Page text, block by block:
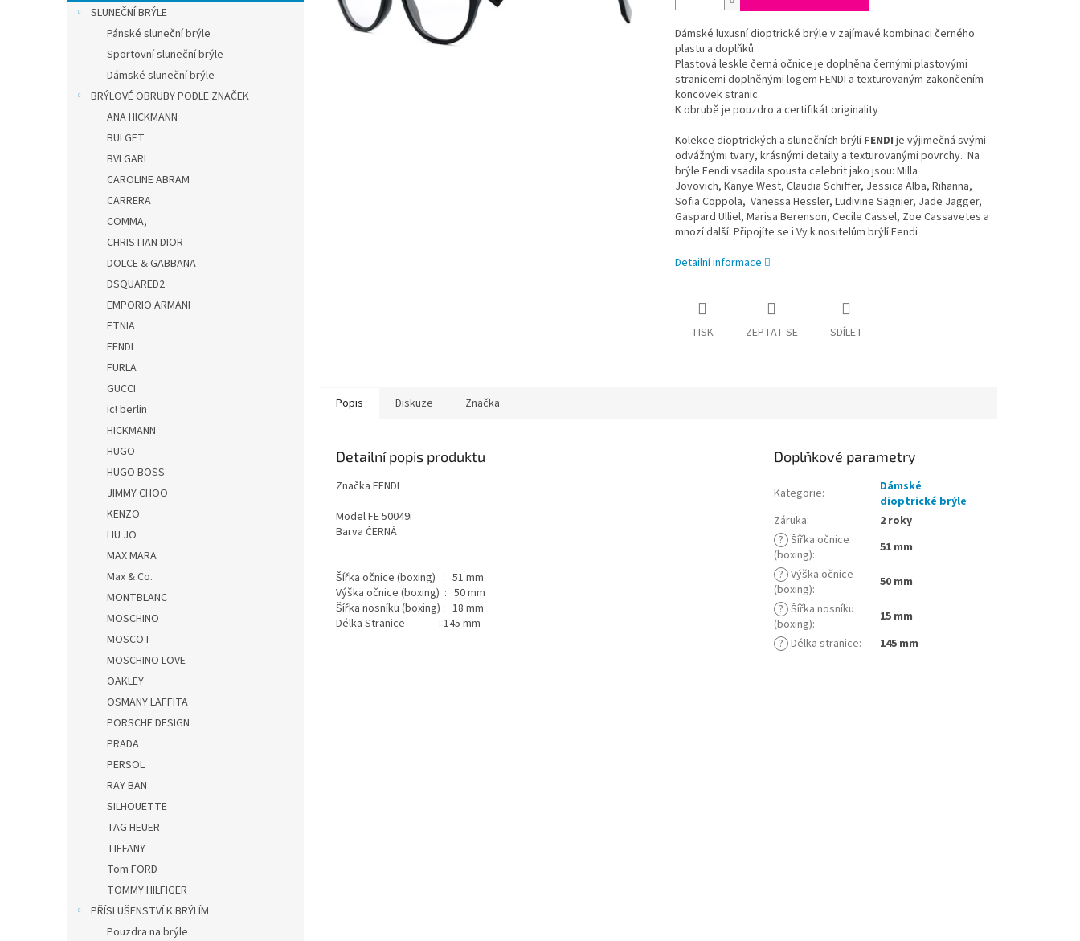
n
SLUNEČNÍ BRÝLE
Pánské sluneční brýle
Sportovní sluneční brýle
Dámské sluneční brýle
BRÝLOVÉ OBRUBY PODLE ZNAČEK
ANA HICKMANN
BULGET
BVLGARI
CAROLINE ABRAM
CARRERA
COMMA,
CHRISTIAN DIOR
DOLCE & GABBANA
DSQUARED2
EMPORIO ARMANI
ETNIA
FENDI
FURLA
GUCCI
ic! berlin
HICKMANN
HUGO
HUGO BOSS
JIMMY CHOO
KENZO
LIU JO
MAX MARA
Max & Co.
MONTBLANC
MOSCHINO
MOSCOT
MOSCHINO LOVE
OAKLEY
OSMANY LAFFITA
PORSCHE DESIGN
PRADA
PERSOL
RAY BAN
SILHOUETTE
TAG HEUER
TIFFANY
Tom FORD
TOMMY HILFIGER
PŘÍSLUŠENSTVÍ K BRÝLÍM
Pouzdra na brýle
Dámské luxusní dioptrické brýle v zajímavé kombinaci černého
plastu a doplňků.
Plastová leskle černá očnice je doplněna černými plastovými
stranicemi doplněnými logem FENDI a texturovaným zakončením
koncovek stranic.
K obrubě je pouzdro a certifikát originality
Kolekce dioptrických a slunečních brýlíFENDI je výjimečná svými
odvážnými tvary, krásnými detaily a texturovanými povrchy. Na
brýle Fendi vsadila spousta celebrit jako jsou: Milla
Jovovich, Kanye West, Claudia Schiffer, Jessica Alba, Rihanna,
Sofia Coppola, Vanessa Hessler, Ludivine Sagnier, Jade Jagger,
Gaspard Ulliel, Marisa Berenson, Cecile Cassel, Zoe Cassavetes a
mnozí další. Připojíte se i Vy k nositelům brýlí Fendi
Detailní informace
TISK ZEPTAT SE SDÍLET
Popis Diskuze Značka
Detailní popis produktu
Značka FENDI
Model FE 50049i
Barva ČERNÁ
Šířka očnice (boxing) : 51 mm
Výška očnice (boxing) : 50 mm
Šířka nosníku (boxing) : 18 mm
Délka Stranice : 145 mm
Doplňkové parametry
Kategorie:
Dámské
dioptrické brýle
Záruka:
2 roky
? Šířka očnice
(boxing):
51 mm
? Výška očnice
(boxing):
50 mm
? Šířka nosníku
(boxing):
15 mm
? Délka stranice: 145 mm